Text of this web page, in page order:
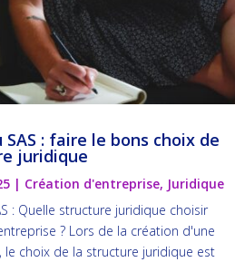
SAS : faire le bons choix de
juridique
| Création d'entreprise, Juridique
: Quelle structure juridique choisir
? Lors de la création d'une
le choix de la structure juridique est